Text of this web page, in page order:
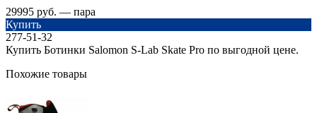
29995 руб. — пара
Купить
277-51-32
Купить Ботинки Salomon S-Lab Skate Pro по выгодной цене.
Похожие товары